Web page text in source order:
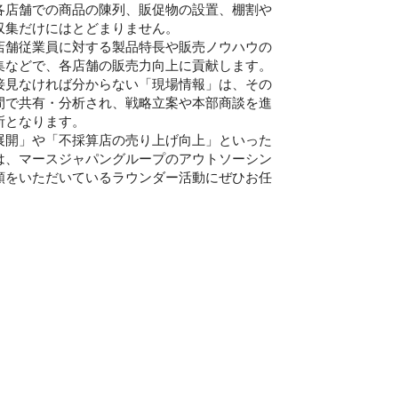
店舗での商品の陳列、販促物の設置、棚割や
だけにはとどまりません。
従業員に対する製品特長や販売ノウハウの
どで、各店舗の販売力向上に貢献します。
見なければ分からない「現場情報」は、その
共有・分析され、戦略立案や本部商談を進
なります。
開」や「不採算店の売り上げ向上」といった
マースジャパングループのアウトソーシン
をいただいているラウンダー活動にぜひお任